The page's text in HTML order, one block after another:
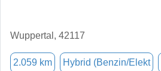
Wuppertal, 42117
2.059 km Hybrid (Benzin/Elekt